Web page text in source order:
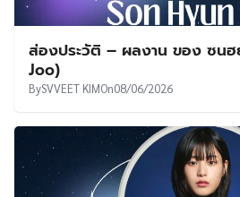
ส่องประวัติ – ผลงาน ของ ซน
Joo)
BySVVEET KIMOn08/06/2026